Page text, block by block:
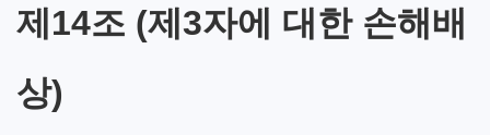
제14조 (제3자에 대한 손해배
상)